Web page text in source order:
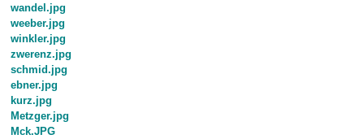
wandel.jpg
weeber.jpg
winkler.jpg
zwerenz.jpg
schmid.jpg
ebner.jpg
kurz.jpg
Metzger.jpg
Mck.JPG